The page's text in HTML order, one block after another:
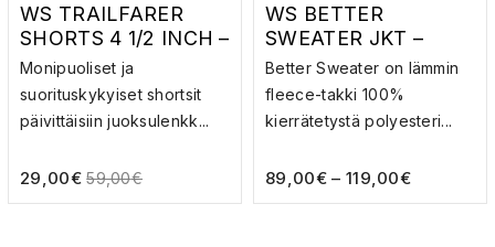
WS TRAILFARER
SHORTS 4 1/2 INCH –
VAELLUSSHORTSIT
Monipuoliset ja
suorituskykyiset shortsit
päivittäisiin juoksulenkk...
29,00€ 59,00€
WS BETTER
SWEATER JKT –
FLEECE-TAKKI
Better Sweater on lämmin
fleece-takki 100%
kierrätetystä polyesteri...
89,00€ – 119,00€